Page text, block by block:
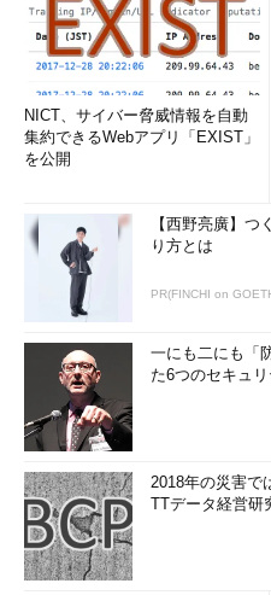
NICT、サイバー脅威情報を自動
集約できるWebアプリ「EXIST」
を公開
【西野亮廣】
り方とは
PR(FINCHI on
一にも二にも「
た6つのセキュ
2018年の災害で
TTデータ経営研